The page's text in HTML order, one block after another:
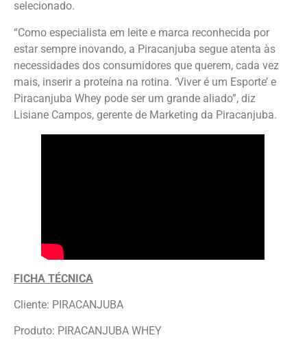
selecionado.
“Como especialista em leite e marca reconhecida por
estar sempre inovando, a Piracanjuba segue atenta às
necessidades dos consumidores que querem, cada vez
mais, inserir a proteína na rotina. ‘Viver é um Esporte’ e
Piracanjuba Whey pode ser um grande aliado”, diz
Lisiane Campos, gerente de Marketing da Piracanjuba.
FICHA TÉCNICA
Cliente: PIRACANJUBA
Produto: PIRACANJUBA WHEY